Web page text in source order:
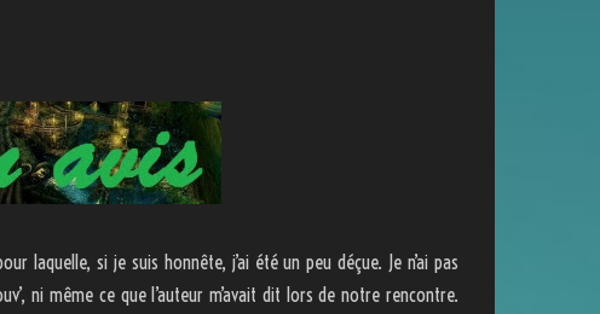
laquelle, si je suis honnête, j’ai été un peu déçue. Je n’ai pas
ni même ce que l’auteur m’avait dit lors de notre rencontre.